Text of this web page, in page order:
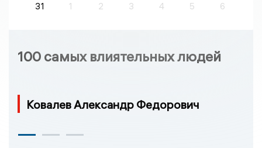
31
1 2 3 4 5 6
100 самых влиятельных людей
Ковалев Александр Федорович